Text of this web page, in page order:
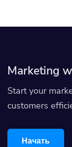
Marketing
Start your
customers
Начать